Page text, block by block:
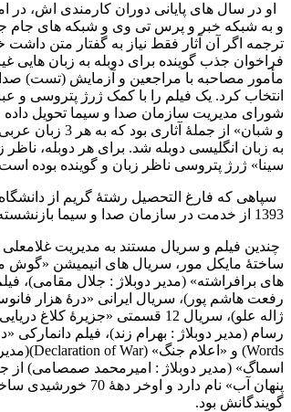
او در سال های پایانی دوران کارمندی اش، در
و به شبکه خبر و پرس تی وی و شبکه های جام
ترجمه اگر آن آثار فقط نیاز به گفتار متن
فراخوان جذب گوینده برای دوبله به زبان هایی
مأمور مصاحبه با مراجعین و آزمایش (تست)
انتخاب کرد. یک فیلم را با کمک ژرژ پتروسی و
شورای مدیریت سازمان صدا و سیما تحویل داده
و شبان» از
به زبان انگلیسی دوبله شد. برای هر دوبله،
سینا» ژرژ پتروسی ناظر زبان و گوینده بوده
سپاهی که فارغ التحصیل رشتۀ گریم از
1393 از خدمت در سازمان صدا و سیما بازنشسته شد.
چندین فیلم و سریال مستند به مدیریت
ساختۀ مایکل مور، سریال های انیمیشن «گوش
های برافراشته» (مدیر دوبلاژ : جلال مقامی)،
رفعت هاشم پور)، سریال ایرانی «درۀ هزار
ژاله علو)، سریال 12 قسمتی
رسام (مدیر دوبلاژ : بهرام زند)، فیلم
Words) و «اعلام جنگ» (Declaration of War
اسماگ» (مدیر دوبلاژ : امیرمحمد صمصامی) از
پنهان آب» نام
گویندگانش بود.